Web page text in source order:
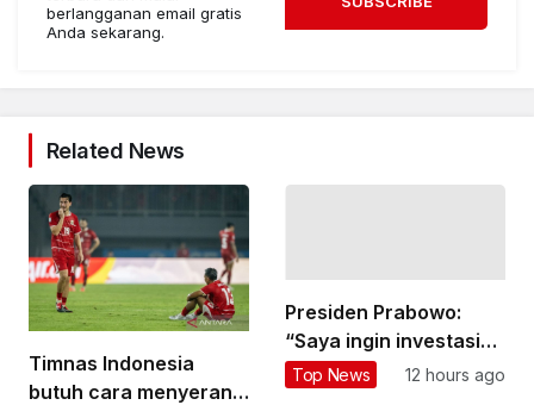
berlangganan email gratis
Anda sekarang.
Related News
Timnas Indonesia
butuh cara menyerang
Presiden Prabowo:
“Saya ingin investasi
besar di bidang
Top News 12 hours ago